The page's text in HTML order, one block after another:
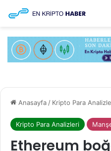
Anasayfa / Kripto Para
Kripto Para Analizleri
Ethereum